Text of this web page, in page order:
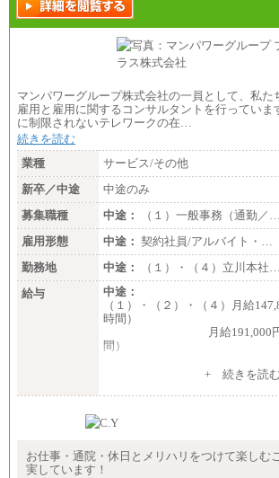
マンパワーグループ株式会社の一員として、私た
雇用と雇用に関するコンサルタントを行っていま
に制限されないテレワークの在…
続きを読む
業種
サービス/その他
新卒／中途
中途のみ
募集職種
中途：
（１）一般事務（通勤／…
雇用形態
中途： 契約社員/アルバイト・…
勤務地
中途：
（１）・（４）立川本社…
給与
中途：
（１）・（２）・（４）月給
時間）
月給191,000円以上
間）
（３）月給191,000円以上（実働
（５）月給147,800円以上（実働
時給 1,226円（実働4.5時間
間額換算額）
・退職金相当手当 37円
+ 続きを読む
お仕事・通院・休日とメリハリをつけて楽しむ
実しています！